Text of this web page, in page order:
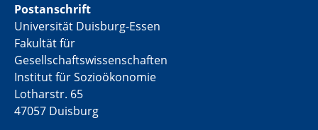
Postanschrift
Universität Duisburg-Essen
Fakultät für
Gesellschaftswissenschaften
Institut für Sozioökonomie
Lotharstr. 65
47057 Duisburg